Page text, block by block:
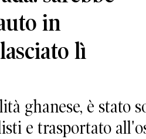
in
lì
ghanese, è stato
e trasportato